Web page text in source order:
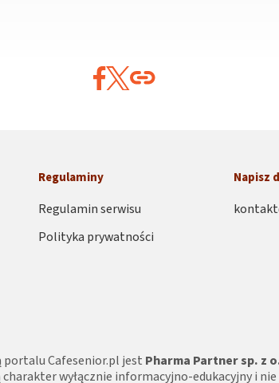
Regulaminy
Regulamin serwisu
Polityka prywatności
Napisz
portalu Cafesenior.pl jest Pharma Partner sp. z
charakter wyłącznie informacyjno-edukacyjny i